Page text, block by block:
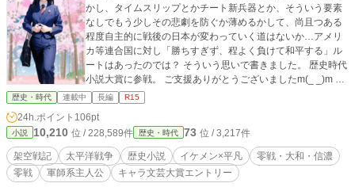
かし、タイムスリップとかチート新兵器とか、そういう要素
なしでもう少しその悲劇を防ぐか薄めるかして、尚且つある
程度自主的に戦後の日本が変わっていく道はないか…アメリ
カ等連合国に対し「勝ちすぎず、程よく負けて和平する」ル
ートはあったのでは？ そういう思いで書きました。 歴史時代
小説大賞に参戦。 ご支援ありがとうございましたm(_ _)m ま
た同時に「新訳 零戦戦記」も参戦しております。 こちらも
宜しければお願い致します。 他の作品も お手隙の時にお気に
入り登録、時々の閲覧いただければ幸いです。m(_ _)m
歴史・時代 連載中 長編 R15
24h.ポイント 106pt
小説 10,210 位 / 228,589件 歴史・時代 73 位 / 3,217件
架空戦記 太平洋戦争 歴史小説 イケメン×平凡
零戦・大和・信濃
零戦
軍師系主人公 キャラ文芸大賞エントリー